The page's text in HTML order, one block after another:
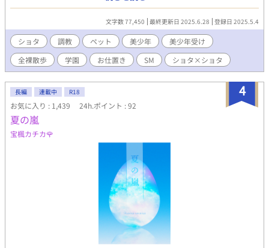
調教され、成長していく物語。
文字数 77,450 最終更新日 2025.6.28 登録日 2025.5.4
ショタ 調教 ペット 美少年
美少年受け
全裸散歩
学園 お仕置き SM ショタ×ショタ
4
長編 連載中 R18
お気に入り : 1,439 24h.ポイント : 92
夏の嵐
宝楓カチカ🌹